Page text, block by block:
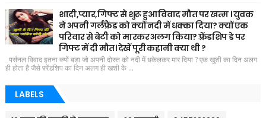
शादी,प्यार,गिफ्ट से शुरू हुआ विवाद मौत पर खत्म । युवक
ने अपनी गर्लफ्रैंड को क्यों नदी में धक्का दिया? क्यों एक
परिवार से बेटी को मारकर अलग किया? फ़्रेंडशिप डे पर
गिफ्ट में दी मौत। देखें पूरी कहानी क्या थी ?
पर्सनल विवाद इतना क्यों बड़ा जो अपनी दोस्त को नदी में धकेलकर मार दिया ? एक खुशी का दिन अलग
ही होता है जैसे फ़्रेंडशिप का दिन अलग ही खशी के ...
LABELS